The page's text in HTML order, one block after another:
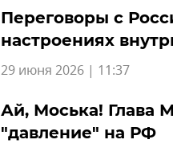
Переговоры с
настроениях
29 июня 2026 | 11:37
Ай, Моська! Глава
"давление" на РФ